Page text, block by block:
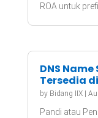
ROA untuk
DNS
Tersedia
by Bidang IIX|
Pandi atau